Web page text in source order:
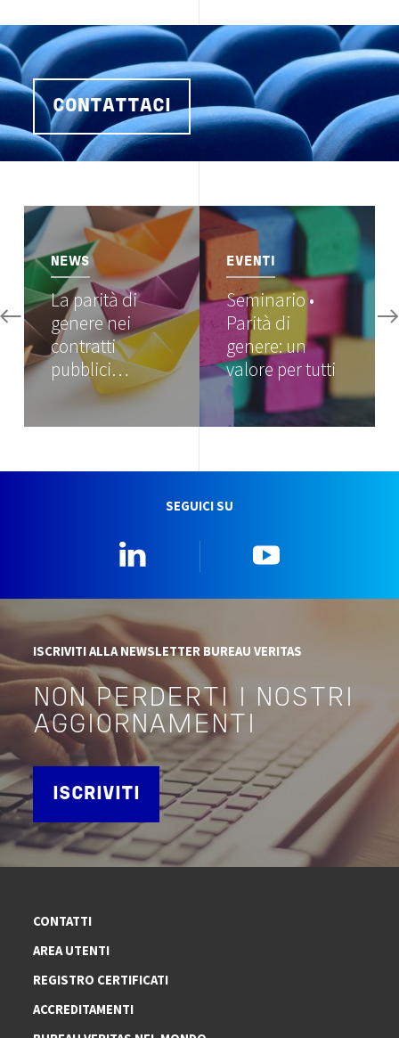
CONTATTACI
Image
NEWS
La parità di
genere nei
contratti
pubblici…
Image
EVENTI
Seminario •
Parità di
genere: un
valore per tutti
SEGUICI SU
ISCRIVITI ALLA NEWSLETTER BUREAU VERITAS
NON PERDERTI I NOSTRI
AGGIORNAMENTI
ISCRIVITI
CONTATTI
AREA UTENTI
REGISTRO CERTIFICATI
ACCREDITAMENTI